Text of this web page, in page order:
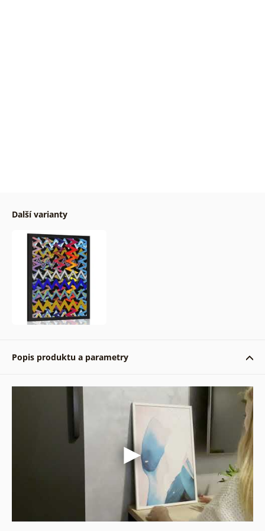
Další varianty
Popis produktu a parametry